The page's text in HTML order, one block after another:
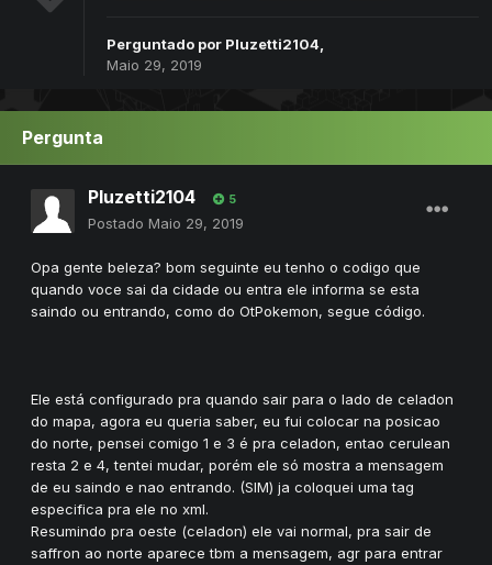
Perguntado por Pluzetti2104
Maio 29, 2019
Pergunta
Pluzetti2104 5
Postado Maio 29, 2019
Opa gente beleza? bom seguinte eu tenho o codigo que
quando voce sai da cidade ou entra ele informa se esta
saindo ou entrando, como do OtPokemon, segue código.
Ele está configurado pra quando sair para o lado de celadon
do mapa, agora eu queria saber, eu fui colocar na posicao
do norte, pensei comigo 1 e 3 é pra celadon, entao cerulean
resta 2 e 4, tentei mudar, porém ele só mostra a mensagem
de eu saindo e nao entrando. (SIM) ja coloquei uma tag
especifica pra ele no xml.
Resumindo pra oeste (celadon) ele vai normal, pra sair de
saffron ao norte aparece tbm a mensagem, agr para entrar